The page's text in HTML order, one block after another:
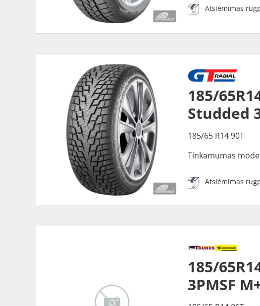
Atsiėmimas
185/
Studded
185/65 R14 90T
Tinkamumas
Atsiėmimas
185/
3PMSF